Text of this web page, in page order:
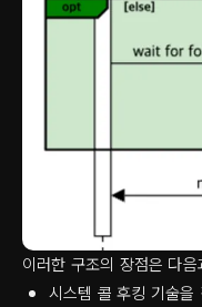
이러한 구조의 장점은 다음
시스템 콜 후킹 기술을